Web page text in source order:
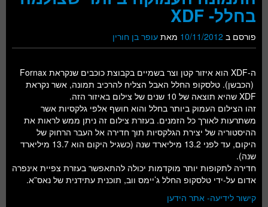
בחלל- XDF
פורסם ב 10/11/2012 מאת עופר בן חורין
ה-XDF הוא איזור קטן וצר בשמיים בקבוצת כוכבים שנקראת Fornax
(הכבשן). טלסקופ החלל האבל הצליח להרכיב תמונה, אשר נקראת
XDF שהיא תוצאה של 10 שנים של צילום באיזור הזה.
זהו הצילום העמוק ביותר בחלל והוא חושף אלפי גלקסיות אשר
משתרעות לאורך כל הזמנים. בעזרת צילום זה ניתן ממש לראות את
ההיסטוריה של יצירת הגלקסיות תוך חדירה אל העבר הרחוק של
היקום, עד לפני 13.2 מיליארד שנה (כשגיל היקום הוא 13.7 מיליארד
שנה).
חדירה לתקופות יותר מוקדמות יכולה להתאפשר בעזרת צפיית אינפרה
אדום על-ידי טלסקופ החלל ג’יימס ווב, תוכנית עתידנית של נאס”א.
קישור לידיעה- אתר הידען